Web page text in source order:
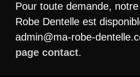
Pour toute demande,
Robe Dentelle est
admin@ma-robe-
page contact.